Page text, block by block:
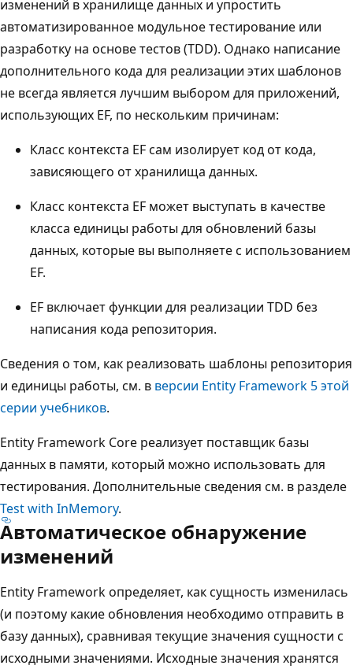
изменений в хранилище данных и упростить
автоматизированное модульное тестирование или
разработку на основе тестов (TDD). Однако написание
дополнительного кода для реализации этих шаблонов
не всегда является лучшим выбором для приложений,
использующих EF, по нескольким причинам:
Класс контекста EF сам изолирует код от кода,
зависяющего от хранилища данных.
Класс контекста EF может выступать в качестве
класса единицы работы для обновлений базы
данных, которые вы выполняете с использованием
EF.
EF включает функции для реализации TDD без
написания кода репозитория.
Сведения о том, как реализовать шаблоны репозитория
и единицы работы, см. в версии Entity Framework 5 этой
серии учебников.
Entity Framework Core реализует поставщик базы
данных в памяти, который можно использовать для
тестирования. Дополнительные сведения см. в разделе
Test with InMemory.
Автоматическое обнаружение
изменений
Entity Framework определяет, как сущность изменилась
(и поэтому какие обновления необходимо отправить в
базу данных), сравнивая текущие значения сущности с
исходными значениями. Исходные значения хранятся